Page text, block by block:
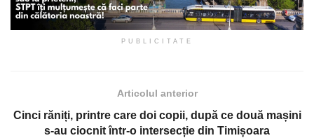
PUBLICITATE
Articolul anterior
Cinci răniți, printre care doi copii, după ce două mașini
s-au ciocnit într-o intersecție din Timișoara